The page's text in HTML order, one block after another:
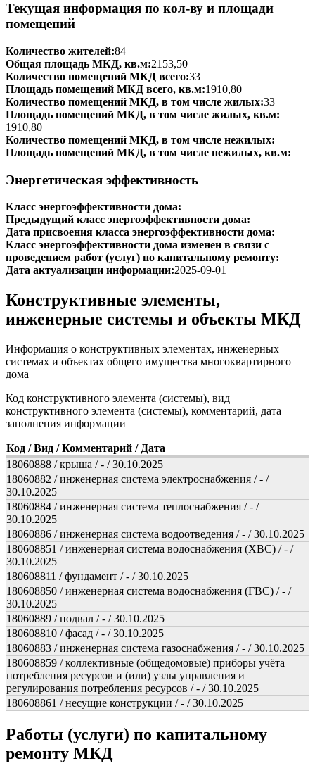
Текущая информация по кол-ву и площади
помещений
Количество жителей:84
Общая площадь МКД, кв.м:2153,50
Количество помещений МКД всего:33
Площадь помещений МКД всего, кв.м:1910,80
Количество помещений МКД, в том числе жилых:33
Площадь помещений МКД, в том числе жилых, кв.м:
1910,80
Количество помещений МКД, в том числе нежилых:
Площадь помещений МКД, в том числе нежилых, кв.м:
Энергетическая эффективность
Класс энергоэффективности дома:
Предыдущий класс энергоэффективности дома:
Дата присвоения класса энергоэффективности дома:
Класс энергоэффективности дома изменен в связи с
проведением работ (услуг) по капитальному ремонту:
Дата актуализации информации:2025-09-01
Конструктивные элементы,
инженерные системы и объекты МКД
Информация о конструктивных элементах, инженерных
системах и объектах общего имущества многоквартирного
дома
Код конструктивного элемента (системы), вид
конструктивного элемента (системы), комментарий, дата
заполнения информации
Код / Вид / Комментарий / Дата
18060888 / крыша / - / 30.10.2025
18060882 / инженерная система электроснабжения / - /
30.10.2025
18060884 / инженерная система теплоснабжения / - /
30.10.2025
18060886 / инженерная система водоотведения / - / 30.10.2025
180608851 / инженерная система водоснабжения (ХВС) / - /
30.10.2025
180608811 / фундамент / - / 30.10.2025
180608850 / инженерная система водоснабжения (ГВС) / - /
30.10.2025
18060889 / подвал / - / 30.10.2025
180608810 / фасад / - / 30.10.2025
18060883 / инженерная система газоснабжения / - / 30.10.2025
180608859 / коллективные (общедомовые) приборы учёта
потребления ресурсов и (или) узлы управления и
регулирования потребления ресурсов / - / 30.10.2025
180608861 / несущие конструкции / - / 30.10.2025
Работы (услуги) по капитальному
ремонту МКД